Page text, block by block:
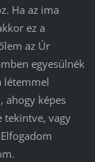
Ha az ima
ez a
az Úr
egyesülnék
létemmel
ahogy képes
tekintve, vagy